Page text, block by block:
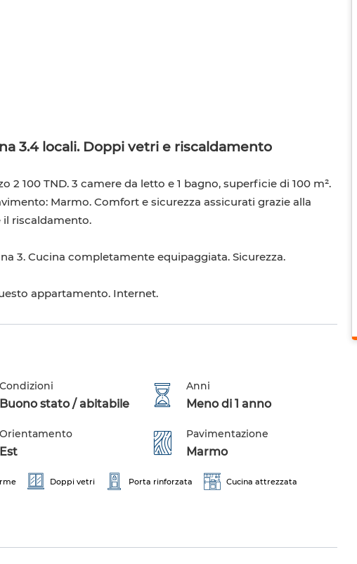
3.4 locali. Doppi vetri e riscaldamento
100 TND. 3 camere da letto e 1 bagno, superficie di 100 m².
Marmo. Comfort e sicurezza assicurati grazie alla
riscaldamento.
3. Cucina completamente equipaggiata. Sicurezza.
appartamento. Internet.
Condizioni
Buono stato / abitabile
Anni
Meno di 1 anno
Orientamento
Est
Pavimentazione
Marmo
Doppi vetri Porta rinforzata Cucina attrezzata